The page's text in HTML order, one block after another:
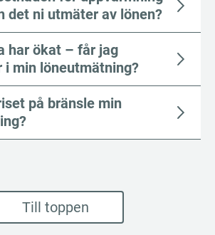
det ni utmäter av lönen?
har ökat – får jag
i min löneutmätning?
på bränsle min
Till toppen